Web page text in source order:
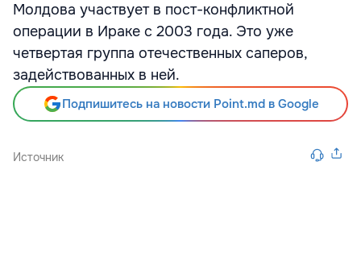
Молдова участвует в пост-конфликтной
операции в Ираке с 2003 года. Это уже
четвертая группа отечественных саперов,
задействованных в ней.
Подпишитесь на новости Point.md в Google
Источник